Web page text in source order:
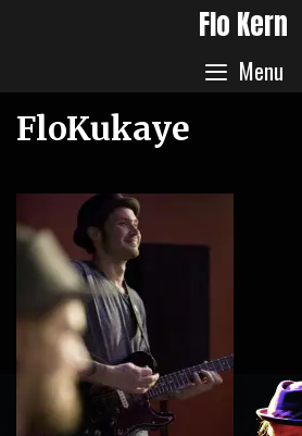
Flo Kern
Menu
FloKukaye